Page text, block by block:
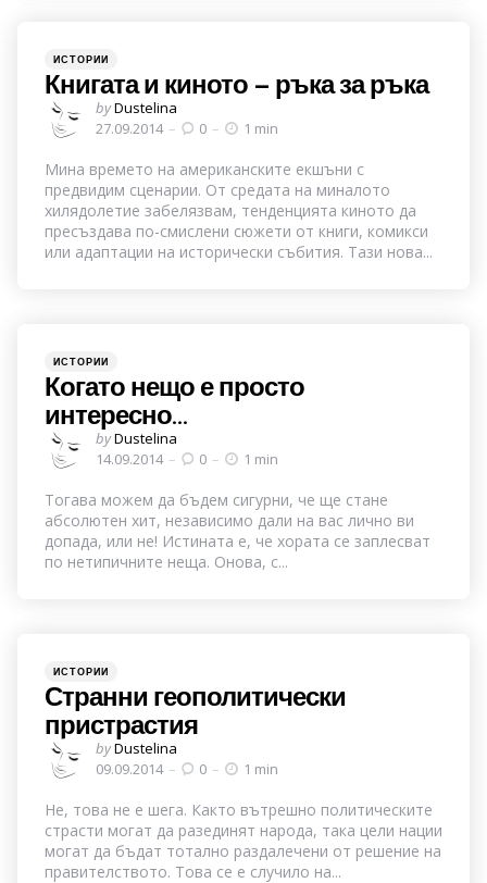
Categories
Posted
ИСТОРИИ
Книгата и киното – ръка за ръка
Posted
by
byDustelina
27.09.2014
0 1 min
Мина времето на американските екшъни с
предвидим сценарии. От средата на миналото
хилядолетие забелязвам, тенденцията киното да
пресъздава по-смислени сюжети от книги, комикси
или адаптации на исторически събития. Тази нова...
Categories
Posted
ИСТОРИИ
Когато нещо е просто
интересно…
Posted
by
byDustelina
14.09.2014
0 1 min
Тогава можем да бъдем сигурни, че ще стане
абсолютен хит, независимо дали на вас лично ви
допада, или не! Истината е, че хората се заплесват
по нетипичните неща. Онова, с...
Categories
Posted
ИСТОРИИ
Странни геополитически
пристрастия
Posted
by
byDustelina
09.09.2014
0 1 min
Не, това не е шега. Както вътрешно политическите
страсти могат да разединят народа, така цели нации
могат да бъдат тотално раздалечени от решение на
правителството. Това се е случило на...